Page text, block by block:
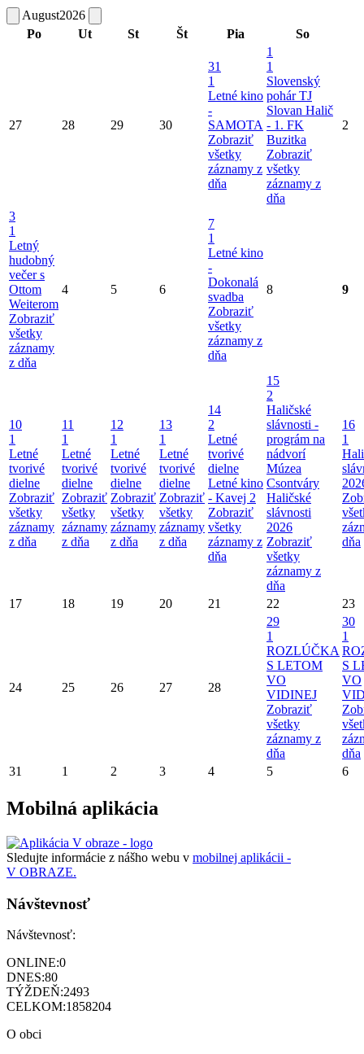
August2026
Po
Ut St Št Pia So
27 28 29 30
31
1
Letné kino
-
SAMOTA
Zobraziť
všetky
záznamy z
dňa
1
1
Slovenský
pohár TJ
Slovan Halič
- 1. FK
Buzitka
Zobraziť
všetky
záznamy z
dňa
2
3
1
Letný
hudobný
večer s
Ottom
Weiterom
Zobraziť
všetky
záznamy
z dňa
4 5 6
7
1
Letné kino
-
Dokonalá
svadba
Zobraziť
všetky
záznamy z
dňa
8 9
10
1
Letné
tvorivé
dielne
Zobraziť
všetky
záznamy
z dňa
11
1
Letné
tvorivé
dielne
Zobraziť
všetky
záznamy
z dňa
12
1
Letné
tvorivé
dielne
Zobraziť
všetky
záznamy
z dňa
13
1
Letné
tvorivé
dielne
Zobraziť
všetky
záznamy
z dňa
14
2
Letné
tvorivé
dielne
Letné kino
- Kavej 2
Zobraziť
všetky
záznamy z
dňa
15
2
Haličské
slávnosti -
prográm na
nádvorí
Múzea
Csontváry
Haličské
slávnosti
2026
Zobraziť
všetky
záznamy z
dňa
16
1
dňa
17 18 19 20 21 22 23
24 25 26 27 28
29
1
ROZLÚČKA
S LETOM
VO
VIDINEJ
Zobraziť
všetky
záznamy z
dňa
30
1
S
VO
dňa
31
1 2 3 4 5 6
Mobilná aplikácia
Sledujte informácie z nášho webu v mobilnej aplikácii -
V OBRAZE.
Návštevnosť
Návštevnosť:
ONLINE:0
DNES:80
TÝŽDEŇ:2493
CELKOM:1858204
O obci